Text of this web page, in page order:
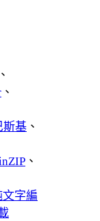
、
、
斯基 、
、
文字編